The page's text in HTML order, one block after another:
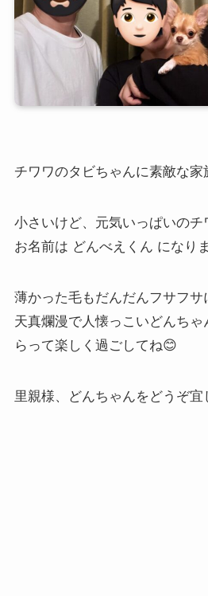
チワワのタビちゃんに素敵な家
小さいけど、元気いっぱいのチ
お名前は どんべえくん になり
薄かった毛もだんだんフサフサ
天真爛漫で人懐っこいどんち
らって楽しく過ごしてね😊
里親様、どんちゃんをどうぞ宜